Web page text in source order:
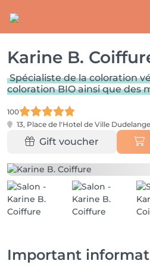
Karine B.
Spécialiste de la coloration
coloration BIO ainsi que des
100
13, Place de l'Hotel de Ville
Gift voucher
Important